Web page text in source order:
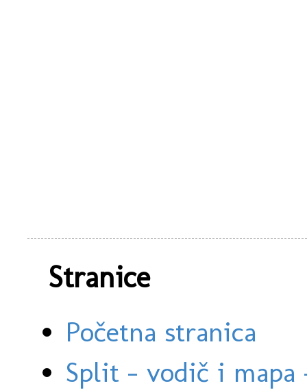
Stranice
Početna stranica
Split - vodič i